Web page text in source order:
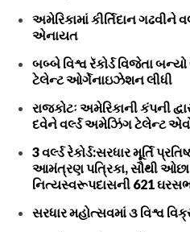
અમેરિકામાં કીર્તિદાન ગઢવીને
એનાયત
બબ્બે વિશ્વ રૅકોર્ડ વિજેતા
ટેલેન્ટ ઓર્ગેનાઇઝેશન લીધી
રાજકોટઃ અમેરિકાની કંપની
દવેને વર્લ્ડ અમેઝિંગ ટેલેન્ટ
3 વર્લ્ડ રેકોર્ડ:સરધાર મૂર્તિ
આમંત્રણ પત્રિકા, સૌથી ઓછા
નિત્યસ્વરૂપદાસની 621
સરધાર મહોત્સવમાં ૩ વિશ્વ